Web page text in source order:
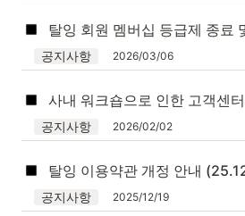
공지사항 2026/03/06
사내 워크숍으로 인한 고객센
공지사항 2026/02/02
탈잉 이용약관 개정 안내
공지사항 2025/12/19